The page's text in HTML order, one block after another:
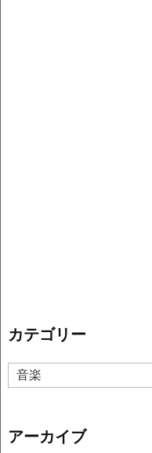
カテゴリー
カ
テ
ー
アーカイブ